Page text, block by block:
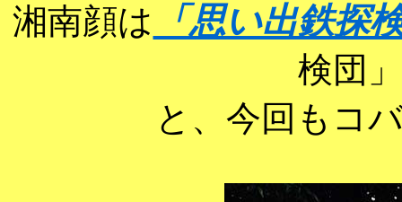
湘南顔は
「思い出鉄探
検団
と、今回もコ